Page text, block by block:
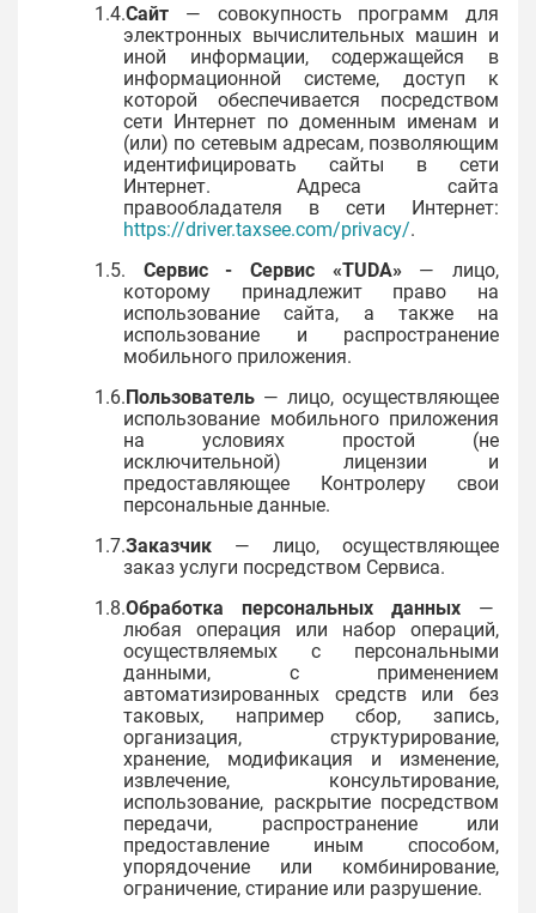
1.4.Сайт — совокупность программ для
электронных вычислительных машин и
иной информации, содержащейся в
информационной системе, доступ к
которой обеспечивается посредством
сети Интернет по доменным именам и
(или) по сетевым адресам, позволяющим
идентифицировать сайты в сети
Интернет. Адреса сайта
правообладателя в сети Интернет:
https://driver.taxsee.com/privacy/.
1.5. Сервис - Сервис «TUDA»— лицо,
которому принадлежит право на
использование сайта, а также на
использование и распространение
мобильного приложения.
1.6.Пользователь — лицо, осуществляющее
использование мобильного приложения
на условиях простой (не
исключительной) лицензии и
предоставляющее Контролеру свои
персональные данные.
1.7.Заказчик — лицо, осуществляющее
заказ услуги посредством Сервиса.
1.8.Обработка персональных данных —
любая операция или набор операций,
осуществляемых с персональными
данными, с применением
автоматизированных средств или без
таковых, например сбор, запись,
организация, структурирование,
хранение, модификация и изменение,
извлечение, консультирование,
использование, раскрытие посредством
передачи, распространение или
предоставление иным способом,
упорядочение или комбинирование,
ограничение, стирание или разрушение.